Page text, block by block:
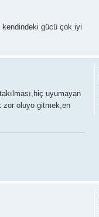
kendindeki gücü çok iyi
uyumayan
zor oluyo gitmek,en